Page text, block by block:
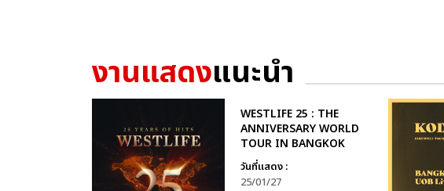
งานแสดงแนะนำ
WESTLIFE 25 : THE
ANNIVERSARY WORLD
TOUR IN BANGKOK
วันที่แสดง :
25/01/27